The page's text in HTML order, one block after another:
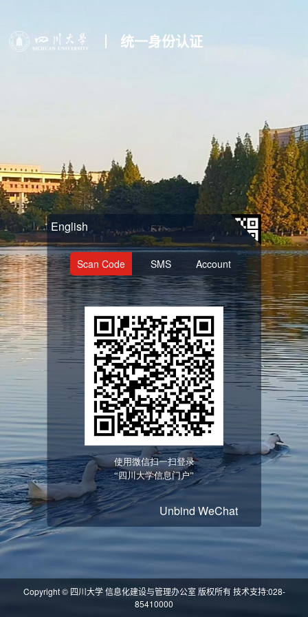
统一身份认证
English
Scan Code SMS Account
Unbind WeChat
Copyright © 四川大学 信息化建设与管理办公室 版权所有 技术支持:028-
85410000